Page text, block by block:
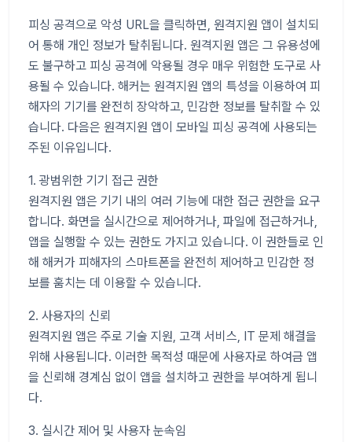
피싱 공격으로 악성 URL을 클릭하면, 원격지원 앱이 설치되
어 통해 개인 정보가 탈취됩니다. 원격지원 앱은 그 유용성에
도 불구하고 피싱 공격에 악용될 경우 매우 위험한 도구로 사
용될 수 있습니다. 해커는 원격지원 앱의 특성을 이용하여 피
해자의 기기를 완전히 장악하고, 민감한 정보를 탈취할 수 있
습니다. 다음은 원격지원 앱이 모바일 피싱 공격에 사용되는
주된 이유입니다.
1. 광범위한 기기 접근 권한
원격지원 앱은 기기 내의 여러 기능에 대한 접근 권한을 요구
합니다. 화면을 실시간으로 제어하거나, 파일에 접근하거나,
앱을 실행할 수 있는 권한도 가지고 있습니다. 이 권한들로 인
해 해커가 피해자의 스마트폰을 완전히 제어하고 민감한 정
보를 훔치는 데 이용할 수 있습니다.
2. 사용자의 신뢰
원격지원 앱은 주로 기술 지원, 고객 서비스, IT 문제 해결을
위해 사용됩니다. 이러한 목적성 때문에 사용자로 하여금 앱
을 신뢰해 경계심 없이 앱을 설치하고 권한을 부여하게 됩니
다.
3. 실시간 제어 및 사용자 눈속임